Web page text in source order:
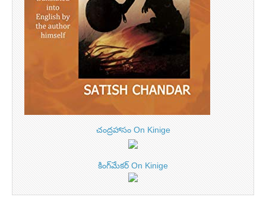
చంద్రహాసం On Kinige
కింగ్‌మేకర్ On Kinige